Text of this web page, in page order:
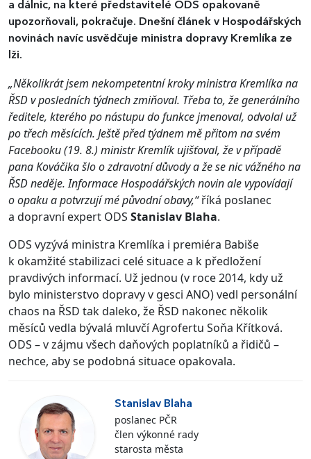
a dálnic, na které představitelé ODS opakovaně
upozorňovali, pokračuje. Dnešní článek v Hospodářských
novinách navíc usvědčuje ministra dopravy Kremlíka ze
lži.
„Několikrát jsem nekompetentní kroky ministra Kremlíka na
ŘSD v posledních týdnech zmiňoval. Třeba to, že generálního
ředitele, kterého po nástupu do funkce jmenoval, odvolal už
po třech měsících. Ještě před týdnem mě přitom na svém
Facebooku (19. 8.) ministr Kremlík ujišťoval, že v případě
pana Kováčika šlo o zdravotní důvody a že se nic vážného na
ŘSD neděje. Informace Hospodářských novin ale vypovídají
o opaku a potvrzují mé původní obavy,“říká poslanec
a dopravní expert ODS Stanislav Blaha.
ODS vyzývá ministra Kremlíka i premiéra Babiše
k okamžité stabilizaci celé situace a k předložení
pravdivých informací. Už jednou (v roce 2014, kdy už
bylo ministerstvo dopravy v gesci ANO) vedl personální
chaos na ŘSD tak daleko, že ŘSD nakonec několik
měsíců vedla bývalá mluvčí Agrofertu Soňa Křítková.
ODS – v zájmu všech daňových poplatníků a řidičů –
nechce, aby se podobná situace opakovala.
Stanislav Blaha
poslanec PČR
člen výkonné rady
starosta města